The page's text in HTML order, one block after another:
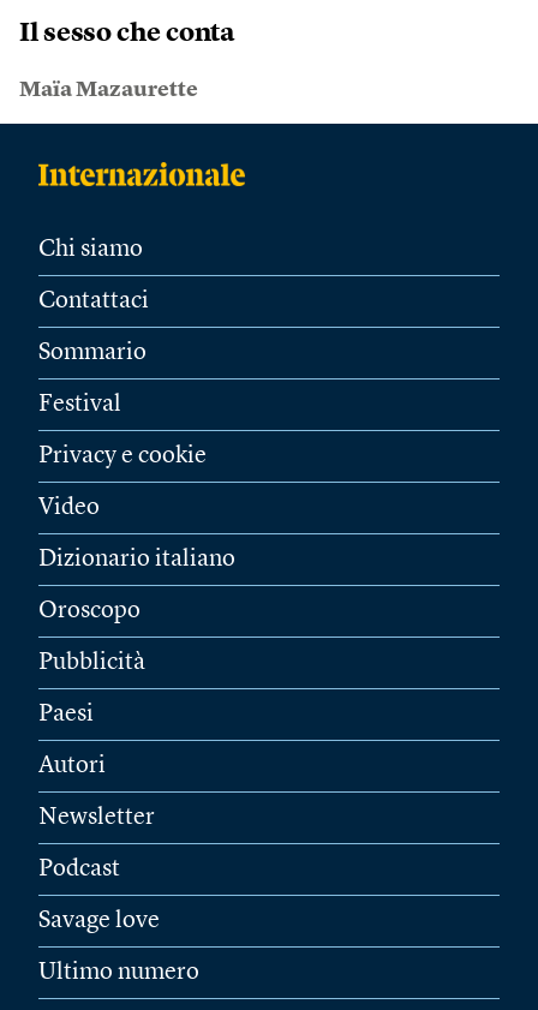
Il sesso che conta
Maïa Mazaurette
Chi siamo
Contattaci
Sommario
Festival
Privacy e cookie
Video
Dizionario italiano
Oroscopo
Pubblicità
Paesi
Autori
Newsletter
Podcast
Savage love
Ultimo numero